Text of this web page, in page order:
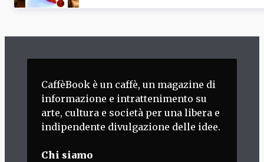
CaffèBook è un caffè, un magazine di
informazione e intrattenimento su
arte, cultura e società per una libera e
indipendente divulgazione delle idee.
Chi siamo